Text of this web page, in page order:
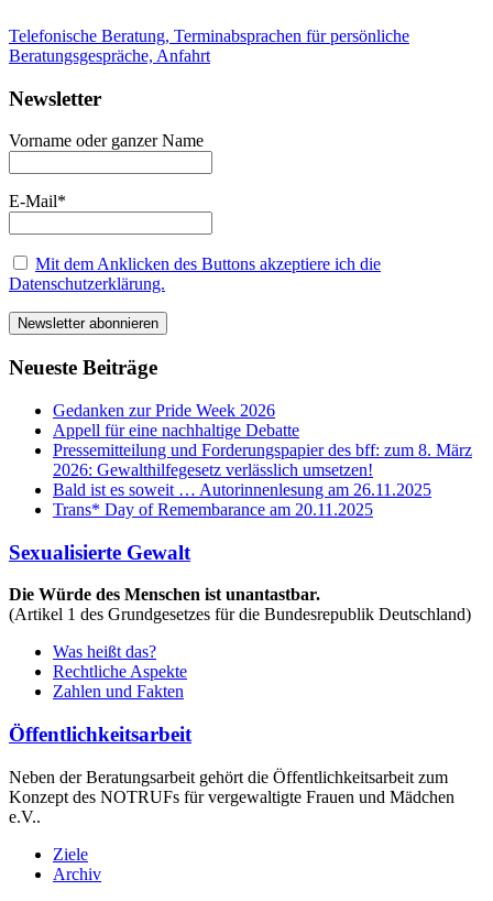
Telefonische Beratung, Terminabsprachen für persönliche
Beratungsgespräche, Anfahrt
Newsletter
Vorname oder ganzer Name
E-Mail*
Mit dem Anklicken des Buttons akzeptiere ich die
Datenschutzerklärung.
Neueste Beiträge
Gedanken zur Pride Week 2026
Appell für eine nachhaltige Debatte
Pressemitteilung und Forderungspapier des bff: zum 8. März
2026: Gewalthilfegesetz verlässlich umsetzen!
Bald ist es soweit … Autorinnenlesung am 26.11.2025
Trans* Day of Remembarance am 20.11.2025
Sexualisierte Gewalt
Die Würde des Menschen ist unantastbar.
(Artikel 1 des Grundgesetzes für die Bundesrepublik Deutschland)
Was heißt das?
Rechtliche Aspekte
Zahlen und Fakten
Öffentlichkeitsarbeit
Neben der Beratungsarbeit gehört die Öffentlichkeitsarbeit zum
Konzept des NOTRUFs für vergewaltigte Frauen und Mädchen
e.V..
Ziele
Archiv